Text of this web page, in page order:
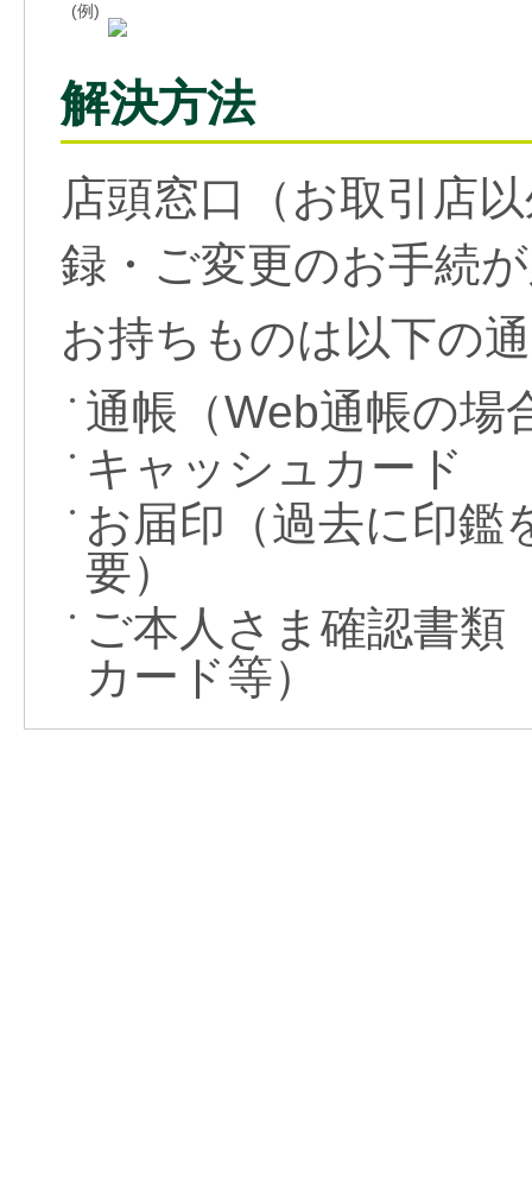
(例)
解決方法
店頭窓口（お取引店
録・ご変更のお手続
お持ちものは以下の
● 通帳（Web通帳の場
● キャッシュカード
●
お届印（過去に印鑑
要）
●
ご本人さま確認書類
カード等）